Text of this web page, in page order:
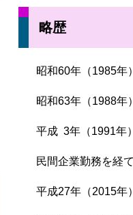
略歴
昭和60年（1985年
昭和63年（1988年
平成 3年（1991年
民間企業勤務を経
平成27年（2015年